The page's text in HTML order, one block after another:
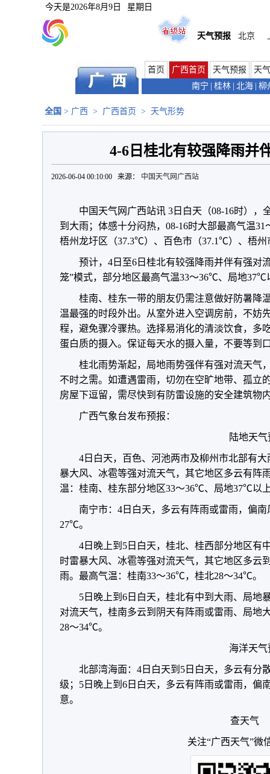
今天是2026年8月9日 星期日
天气预报 北京
首页 广西首页 天气预报
天
南宁
桂林 北海 柳
全国 > 广西 > 广西首页 > 天气形势
4-6日桂北有较强降雨并
2026-06-04 00:10:00 来源： 中国天气网广西站
中国天气网广西站讯 3日白天（08-16时）
到大雨；体感十分闷热，08-16时大部最高气温
梧州龙圩区（37.3℃）、百色市（37.1℃）、梧州
预计，4日至6日桂北有较强降雨并伴有强对
笼”模式，部分地区最高气温33～36℃、局地37℃
桂南、桂东一带的朋友仍需注意做好防暑降
温最强的时段外出。
从室外进入空调房前，不妨
程，避免骤冷骤热。 选择易消化的清淡饮食，多
蛋白质的摄入。保证每天水的摄入量，不要等到
桂北雨势渐起，局地雨势强伴有强对流天气
不时之需。如遭遇雷雨，切勿在空旷地带、孤立
房屋下逗留，需尽快到有防雷设施的安全建筑物
广西气象台发布预报：
陆地天气
4日白天，百色、河池两市及柳州市北部有
暴大风、冰雹等强对流天气，其它地区多云有阵
温：桂南、桂东部分地区33～36℃、局地37℃以
南宁市：4日白天，多云有阵雨或雷雨，偏
27℃。
4日晚上到5日白天，桂北、桂西部分地区有
时雷暴大风、冰雹等强对流天气，其它地区多云
雨。最高气温：桂南33～36℃，桂北28～34℃。
5日晚上到6日白天，桂北有中到大雨、局地
对流天气，桂南多云到阴天有阵雨或雷雨、局地
28～34℃。
海洋天气
北部湾海面：4日白天到5日白天，多云有分
级；5日晚上到6日白天，多云有阵雨或雷雨，偏
意。
查天气
关注“广西天气”微